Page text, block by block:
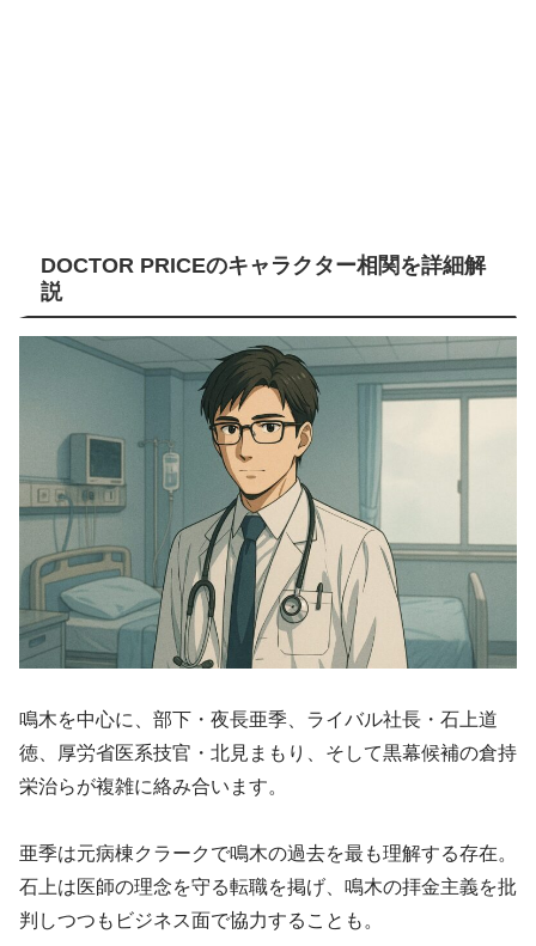
DOCTOR PRICEのキャラクター相関を詳細解
説
鳴木を中心に、部下・夜長亜季、ライバル社長・石上道
徳、厚労省医系技官・北見まもり、そして黒幕候補の倉持
栄治らが複雑に絡み合います。
亜季は元病棟クラークで鳴木の過去を最も理解する存在。
石上は医師の理念を守る転職を掲げ、鳴木の拝金主義を批
判しつつもビジネス面で協力することも。